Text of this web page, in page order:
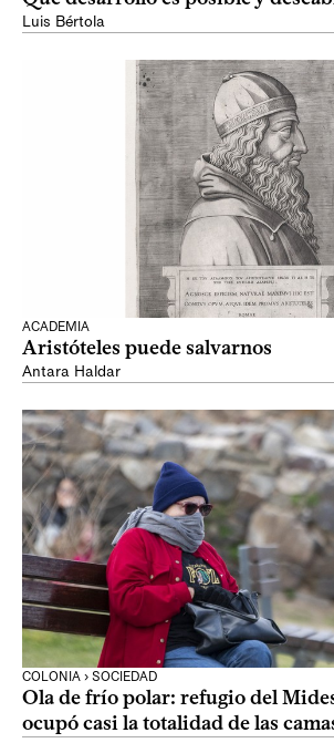
Luis Bértola
ACADEMIA
Aristóteles puede salvarnos
Antara Haldar
COLONIA › SOCIEDAD
Ola de frío polar: refugio del
ocupó casi la totalidad de las